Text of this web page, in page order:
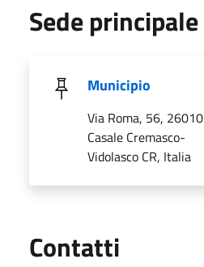
Sede principale
Municipio
Via Roma, 56, 26010
Casale Cremasco-
Vidolasco CR, Italia
Contatti